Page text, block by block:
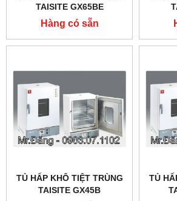
TAISITE GX65BE
Hàng có sẵn
TỦ HẤP KHÔ TIỆT TRÙNG
TAISITE GX45B
TỦ